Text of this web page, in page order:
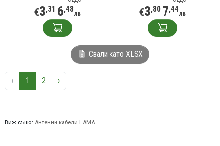
€3,31 6,48лв €3,80 7,44лв
Свали като XLSX
‹ 1 2 ›
Виж също: Антенни кабели HAMA